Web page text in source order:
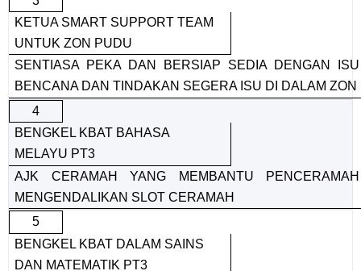
KETUA SMART SUPPORT TEAM
UNTUK ZON PUDU
SENTIASA PEKA DAN BERSIAP SEDIA DENGAN ISU
BENCANA DAN TINDAKAN SEGERA ISU DI DALAM ZON
4
BENGKEL KBAT BAHASA
MELAYU PT3
AJK CERAMAH YANG MEMBANTU PENCERAMAH
MENGENDALIKAN SLOT CERAMAH
5
BENGKEL KBAT DALAM SAINS
DAN MATEMATIK PT3